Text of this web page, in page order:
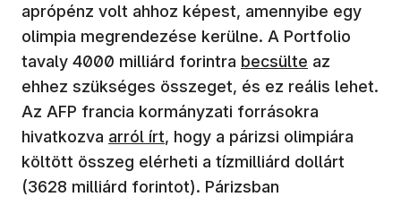
aprópénz volt ahhoz képest, amennyibe egy
olimpia megrendezése kerülne. A Portfolio
tavaly 4000 milliárd forintra becsülte az
ehhez szükséges összeget, és ez reális lehet.
Az AFP francia kormányzati forrásokra
hivatkozva arról írt, hogy a párizsi olimpiára
költött összeg elérheti a tízmilliárd dollárt
(3628 milliárd forintot). Párizsban